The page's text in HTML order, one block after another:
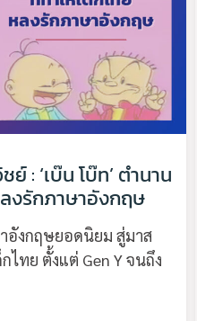
: ‘เบ๊น โบ๊ท’ ตำนาน
งรักภาษาอังกฤษ
อังกฤษยอดนิยม สู่มาส
ไทย ตั้งแต่ Gen Y จนถึง